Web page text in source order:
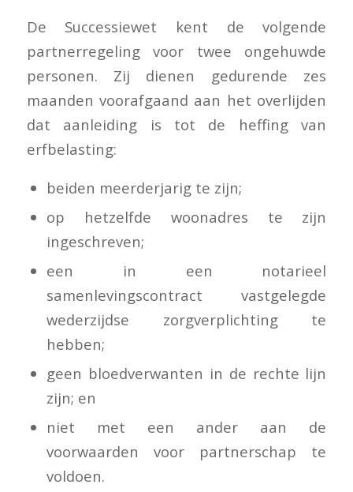
De Successiewet kent de volgende
partnerregeling voor twee ongehuwde
personen. Zij dienen gedurende zes
maanden voorafgaand aan het overlijden
dat aanleiding is tot de heffing van
erfbelasting:
beiden meerderjarig te zijn;
op hetzelfde woonadres te zijn
ingeschreven;
een in een notarieel
samenlevingscontract vastgelegde
wederzijdse zorgverplichting te
hebben;
geen bloedverwanten in de rechte lijn
zijn; en
niet met een ander aan de
voorwaarden voor partnerschap te
voldoen.